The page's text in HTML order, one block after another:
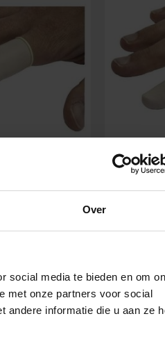
Over
social media te bieden en om
met onze partners voor social
andere informatie die u aan ze
Warenkorb
Fingerling